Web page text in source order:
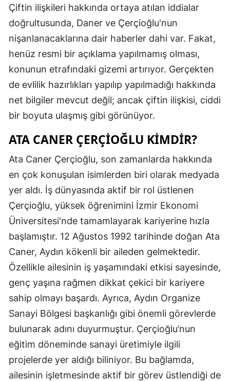
Çiftin ilişkileri hakkında ortaya atılan iddialar
doğrultusunda, Daner ve Çerçioğlu'nun
nişanlanacaklarına dair haberler dahi var. Fakat,
henüz resmi bir açıklama yapılmamış olması,
konunun etrafındaki gizemi artırıyor. Gerçekten
de evlilik hazırlıkları yapılıp yapılmadığı hakkında
net bilgiler mevcut değil; ancak çiftin ilişkisi, ciddi
bir boyuta ulaşmış gibi görünüyor.
ATA CANER ÇERÇIOĞLU KIMDIR?
Ata Caner Çerçioğlu, son zamanlarda hakkında
en çok konuşulan isimlerden biri olarak medyada
yer aldı. İş dünyasında aktif bir rol üstlenen
Çerçioğlu, yüksek öğrenimini İzmir Ekonomi
Üniversitesi'nde tamamlayarak kariyerine hızla
başlamıştır. 12 Ağustos 1992 tarihinde doğan Ata
Caner, Aydın kökenli bir aileden gelmektedir.
Özellikle ailesinin iş yaşamındaki etkisi sayesinde,
genç yaşına rağmen dikkat çekici bir kariyere
sahip olmayı başardı. Ayrıca, Aydın Organize
Sanayi Bölgesi başkanlığı gibi önemli görevlerde
bulunarak adını duyurmuştur. Çerçioğlu’nun
eğitim döneminde sanayi üretimiyle ilgili
projelerde yer aldığı biliniyor. Bu bağlamda,
ailesinin işletmesinde aktif bir görev üstlendiği de